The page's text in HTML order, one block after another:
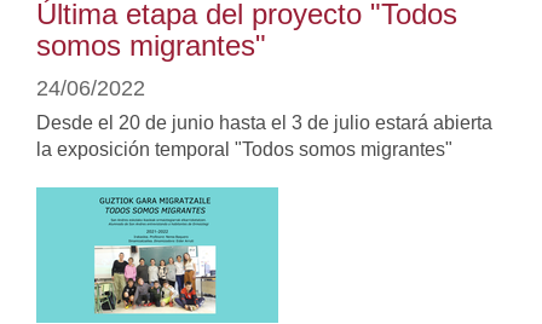
Última etapa del proyecto "Todos
somos migrantes"
24/06/2022
Desde el 20 de junio hasta el 3 de julio estará abierta
la exposición temporal "Todos somos migrantes"